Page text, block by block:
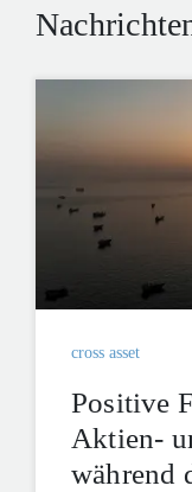
cross asset
Positive
Aktien-
während